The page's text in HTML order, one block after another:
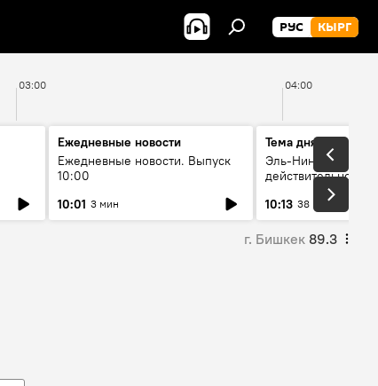
РУС КЫРГ
03:00 04:00
Ежедневные новости
Ежедневные новости. Выпуск
10:00
10:01 3 мин
Тема дня
Эль-Ниньо, жара и
действительно
погоду в
10:13 38 мин
г. Бишкек 89.3